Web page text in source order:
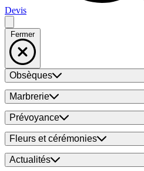
Devis
Fermer
Obsèques
Marbrerie
Prévoyance
Fleurs et cérémonies
Actualités